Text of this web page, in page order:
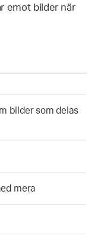
emot bilder när
bilder som delas
mera